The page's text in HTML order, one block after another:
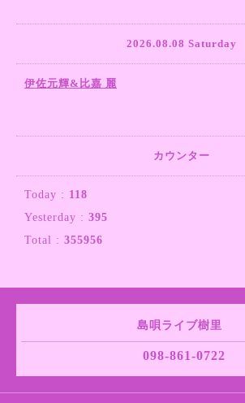
2026.08.08 Saturday
伊佐元輝&比嘉 麗
カウンター
Today : 118
Yesterday : 395
Total : 355956
島唄ライブ樹里
098-861-0722